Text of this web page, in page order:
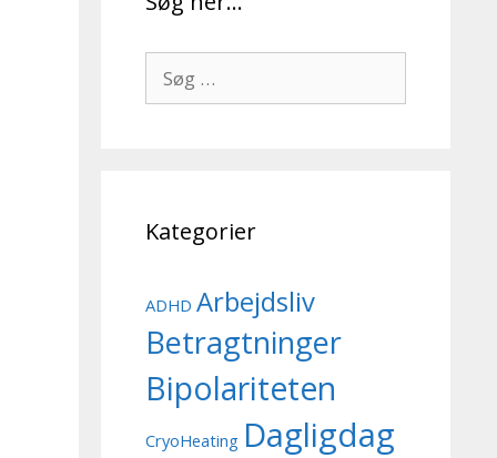
efter:
Kategorier
ADHD Arbejdsliv
Betragtninger
Bipolariteten
CryoHeating Dagligdag